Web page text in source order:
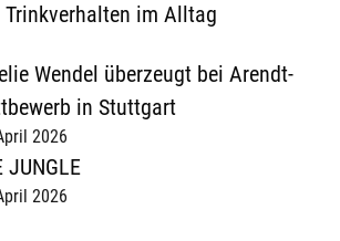
Trinkverhalten im Alltag
Wendel überzeugt bei Arendt-
in Stuttgart
2026
JUNGLE
2026